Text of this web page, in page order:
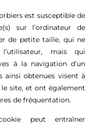
est susceptible de
sur l’ordinateur de
de petite taille, qui ne
mais qui
à la navigation d’un
ainsi obtenues visent à
site, et ont également
de fréquentation.
peut entraîner